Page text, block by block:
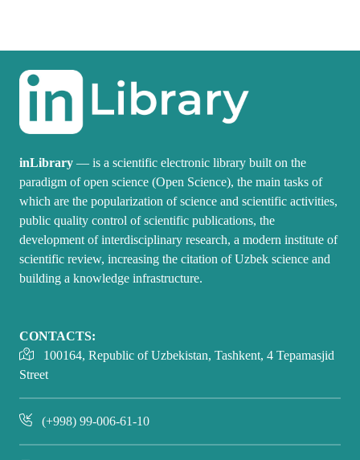
inLibrary — is a scientific electronic library built on the
paradigm of open science (Open Science), the main tasks of
which are the popularization of science and scientific activities,
public quality control of scientific publications, the
development of interdisciplinary research, a modern institute of
scientific review, increasing the citation of Uzbek science and
building a knowledge infrastructure.
CONTACTS:
100164, Republic of Uzbekistan, Tashkent, 4 Tepamasjid
Street
(+998) 99-006-61-10